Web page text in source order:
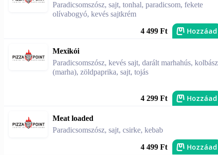
Paradicsomszósz, sajt, tonhal, paradicsom, fekete
olívabogyó, kevés sajtkrém
4 499 Ft Hozzáad
Mexikói
Paradicsomszósz, kevés sajt, darált marhahús, kolbász
(marha), zöldpaprika, sajt, tojás
4 299 Ft Hozzáad
Meat loaded
Paradicsomszósz, sajt, csirke, kebab
4 499 Ft Hozzáad